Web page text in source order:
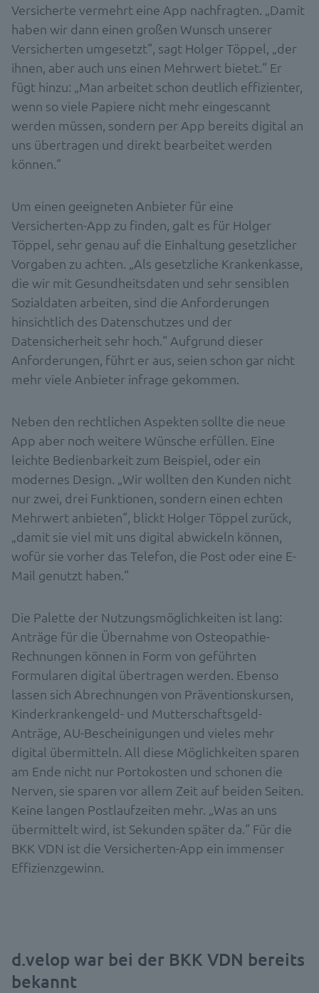
Versicherte vermehrt eine App nachfragten. „Damit
haben wir dann einen großen Wunsch unserer
Versicherten umgesetzt“, sagt Holger Töppel, „der
ihnen, aber auch uns einen Mehrwert bietet.“ Er
fügt hinzu: „Man arbeitet schon deutlich effizienter,
wenn so viele Papiere nicht mehr eingescannt
werden müssen, sondern per App bereits digital an
uns übertragen und direkt bearbeitet werden
können.“
Um einen geeigneten Anbieter für eine
Versicherten-App zu finden, galt es für Holger
Töppel, sehr genau auf die Einhaltung gesetzlicher
Vorgaben zu achten. „Als gesetzliche Krankenkasse,
die wir mit Gesundheitsdaten und sehr sensiblen
Sozialdaten arbeiten, sind die Anforderungen
hinsichtlich des Datenschutzes und der
Datensicherheit sehr hoch.“ Aufgrund dieser
Anforderungen, führt er aus, seien schon gar nicht
mehr viele Anbieter infrage gekommen.
Neben den rechtlichen Aspekten sollte die neue
App aber noch weitere Wünsche erfüllen. Eine
leichte Bedienbarkeit zum Beispiel, oder ein
modernes Design. „Wir wollten den Kunden nicht
nur zwei, drei Funktionen, sondern einen echten
Mehrwert anbieten“, blickt Holger Töppel zurück,
„damit sie viel mit uns digital abwickeln können,
wofür sie vorher das Telefon, die Post oder eine E-
Mail genutzt haben.“
Die Palette der Nutzungsmöglichkeiten ist lang:
Anträge für die Übernahme von Osteopathie-
Rechnungen können in Form von geführten
Formularen digital übertragen werden. Ebenso
lassen sich Abrechnungen von Präventionskursen,
Kinderkrankengeld- und Mutterschaftsgeld-
Anträge, AU-Bescheinigungen und vieles mehr
digital übermitteln. All diese Möglichkeiten sparen
am Ende nicht nur Portokosten und schonen die
Nerven, sie sparen vor allem Zeit auf beiden Seiten.
Keine langen Postlaufzeiten mehr. „Was an uns
übermittelt wird, ist Sekunden später da.“ Für die
BKK VDN ist die Versicherten-App ein immenser
Effizienzgewinn.
d.velop war bei der BKK VDN bereits
bekannt